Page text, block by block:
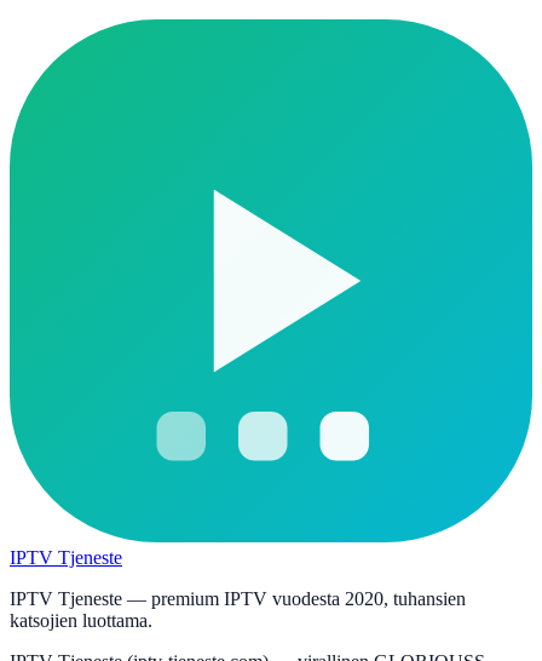
IPTV Tjeneste
IPTV Tjeneste — premium IPTV vuodesta 2020, tuhansien
katsojien luottama.